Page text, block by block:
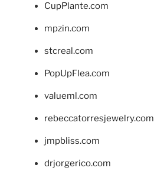
CupPlante.com
mpzin.com
stcreal.com
PopUpFlea.com
valueml.com
rebeccatorresjewelry.com
jmpbliss.com
drjorgerico.com